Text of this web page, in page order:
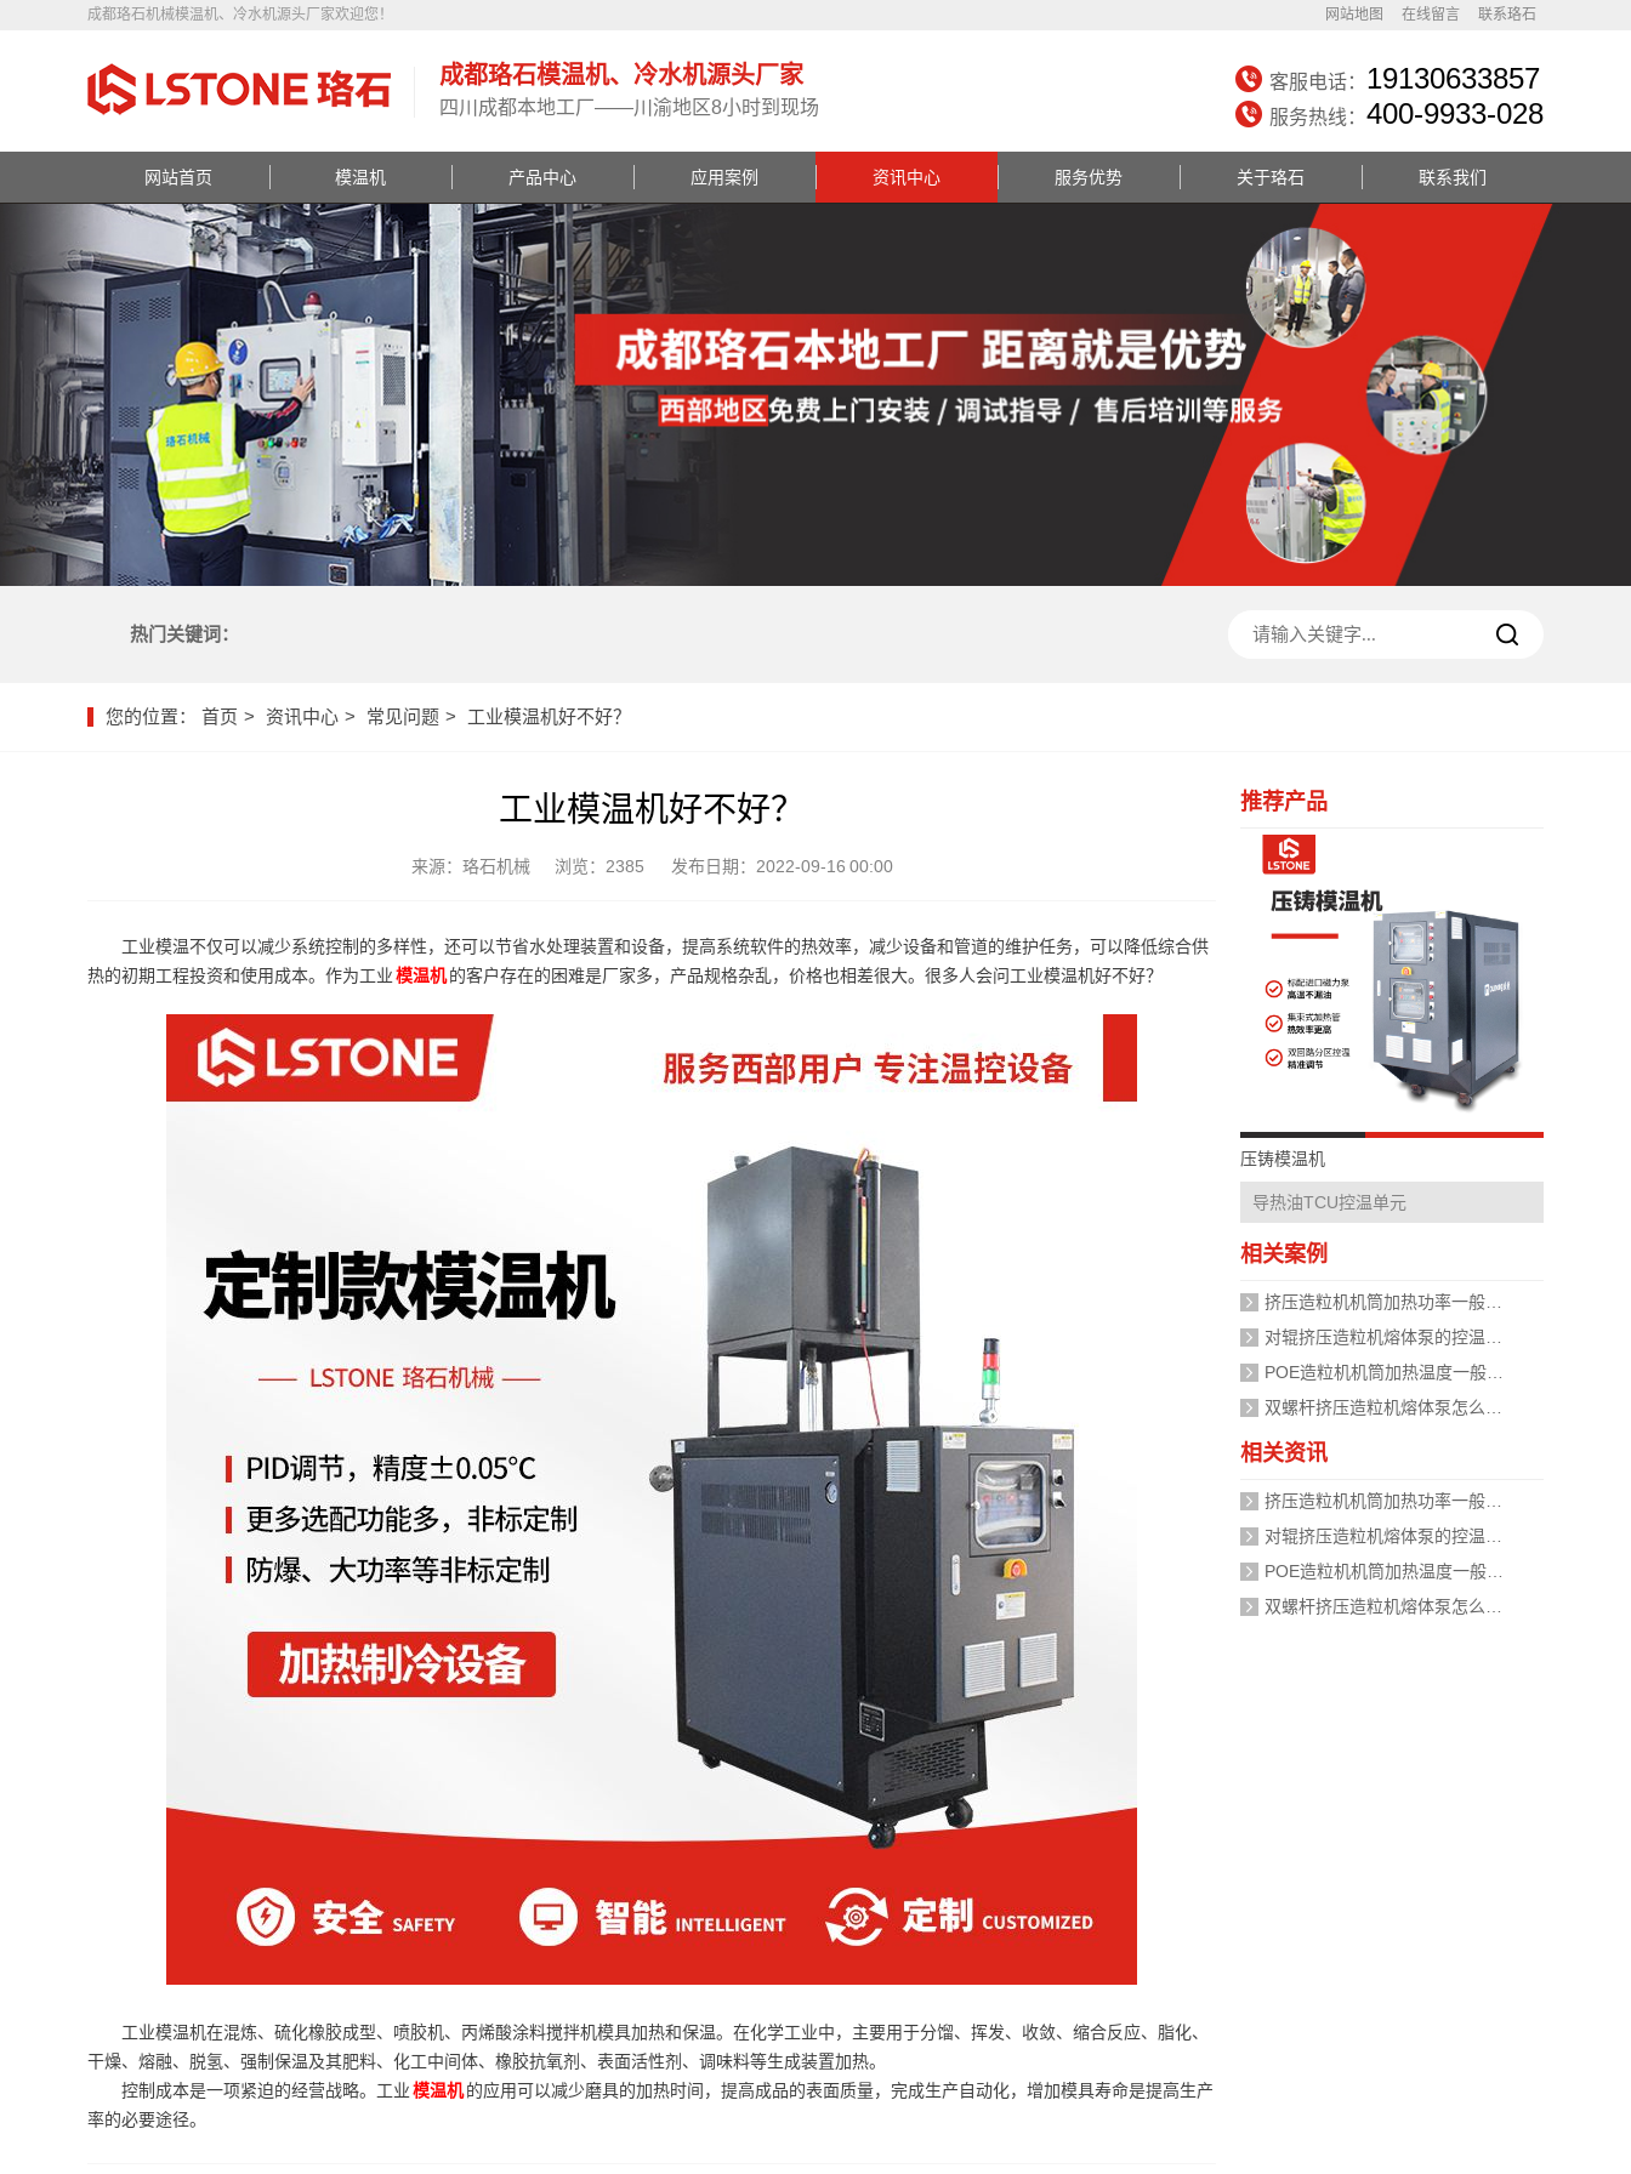
网站地图 在线留言 联系珞石
成都珞石机械模温机、冷水机源头厂家欢迎您！
客服电话： 19130633857
服务热线： 400-9933-028
成都珞石模温机、冷水机源头厂家
四川成都本地工厂——川渝地区8小时到现场
网站首页 模温机 产品中心 应用案例 资讯中心 服务优势 关于珞石 联系我们
热门关键词：
您的位置： 首页 资讯中心 常见问题 工业模温机好不好？
工业模温机好不好？
来源：珞石机械 浏览：2385 发布日期：2022-09-16 00:00
工业模温不仅可以减少系统控制的多样性，还可以节省水处理装置和设备，提高系统软件的热效率，减少设备和管道的维护任务，可以降低综合供
热的初期工程投资和使用成本。作为工业模温机的客户存在的困难是厂家多，产品规格杂乱，价格也相差很大。很多人会问工业模温机好不好？
工业模温机在混炼、硫化橡胶成型、喷胶机、丙烯酸涂料搅拌机模具加热和保温。在化学工业中，主要用于分馏、挥发、收敛、缩合反应、脂化、
干燥、熔融、脱氢、强制保温及其肥料、化工中间体、橡胶抗氧剂、表面活性剂、调味料等生成装置加热。
控制成本是一项紧迫的经营战略。工业模温机的应用可以减少磨具的加热时间，提高成品的表面质量，完成生产自动化，增加模具寿命是提高生产
率的必要途径。
推荐产品
压铸模温机
导热油TCU控温单元
相关案例
相关资讯